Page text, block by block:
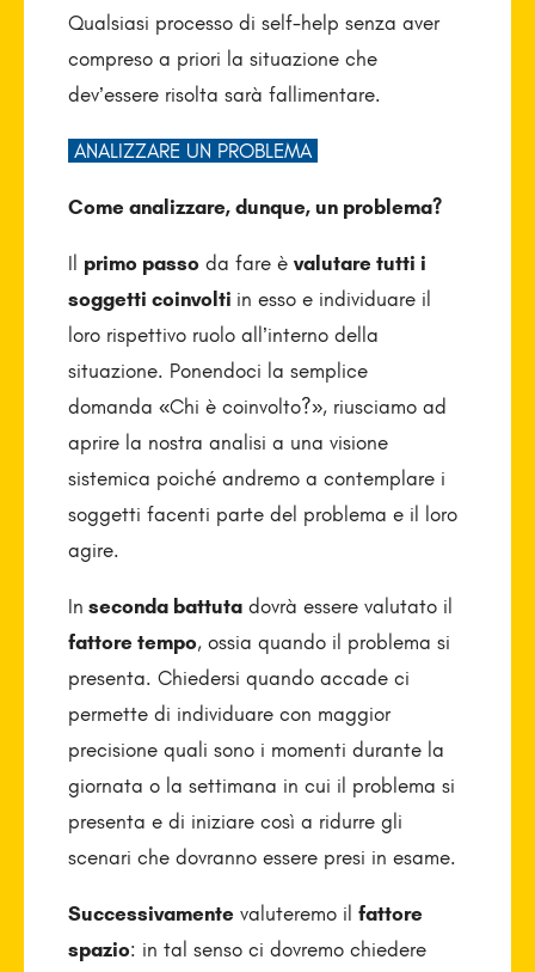
Qualsiasi processo di self-help senza aver
compreso a priori la situazione che
dev’essere risolta sarà fallimentare.
ANALIZZARE UN PROBLEMA
Come analizzare, dunque, un problema?
Il primo passo da fare è valutare tutti i
soggetti coinvolti in esso e individuare il
loro rispettivo ruolo all’interno della
situazione. Ponendoci la semplice
domanda «Chi è coinvolto?», riusciamo ad
aprire la nostra analisi a una visione
sistemica poiché andremo a contemplare i
soggetti facenti parte del problema e il loro
agire.
In seconda battutadovrà essere valutato il
fattore tempo, ossia quando il problema si
presenta. Chiedersi quando accade ci
permette di individuare con maggior
precisione quali sono i momenti durante la
giornata o la settimana in cui il problema si
presenta e di iniziare così a ridurre gli
scenari che dovranno essere presi in esame.
Successivamente valuteremo il fattore
spazio: in tal senso ci dovremo chiedere